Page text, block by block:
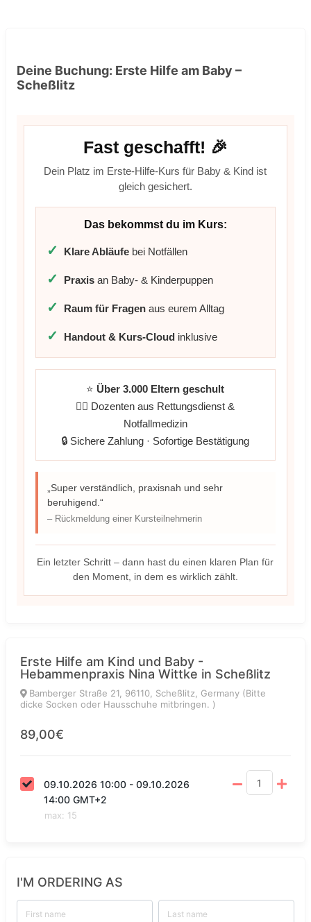
Deine Buchung: Erste Hilfe am Baby –
Scheßlitz
Fast geschafft! 🎉
Dein Platz im Erste-Hilfe-Kurs für Baby & Kind ist
gleich gesichert.
Das bekommst du im Kurs:
✓ Klare Abläufe bei Notfällen
✓ Praxis an Baby- & Kinderpuppen
✓ Raum für Fragen aus eurem Alltag
✓ Handout & Kurs-Cloud inklusive
⭐ Über 3.000 Eltern geschult
👨‍⚕️ Dozenten aus Rettungsdienst &
Notfallmedizin
🔒 Sichere Zahlung · Sofortige Bestätigung
„Super verständlich, praxisnah und sehr
beruhigend.“
– Rückmeldung einer Kursteilnehmerin
Ein letzter Schritt – dann hast du einen klaren Plan für
den Moment, in dem es wirklich zählt.
Erste Hilfe am Kind und Baby -
Hebammenpraxis Nina Wittke in Scheßlitz
Bamberger Straße 21, 96110, Scheßlitz, Germany (Bitte
dicke Socken oder Hausschuhe mitbringen. )
89,00€
09.10.2026 10:00 - 09.10.2026
14:00 GMT+2
max: 15
I'M ORDERING AS